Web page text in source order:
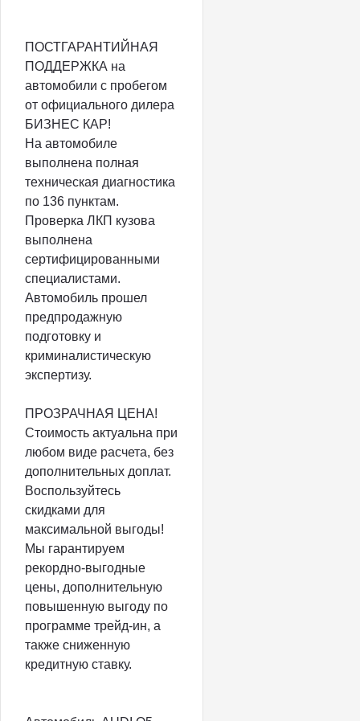
ПОСТГАРАНТИЙНАЯ
ПОДДЕРЖКА на
автомобили с пробегом
от официального дилера
БИЗНЕС КАР!
На автомобиле
выполнена полная
техническая диагностика
по 136 пунктам.
Проверка ЛКП кузова
выполнена
сертифицированными
специалистами.
Автомобиль прошел
предпродажную
подготовку и
криминалистическую
экспертизу.
ПРОЗРАЧНАЯ ЦEHА!
Стоимость актуальна при
любом виде расчета, без
дополнительных доплат.
Воспользуйтесь
скидками для
максимальной выгоды!
Мы гарантируем
рекордно-выгодные
цены, дополнительную
повышенную выгоду по
программе трейд-ин, а
также сниженную
кредитную ставку.